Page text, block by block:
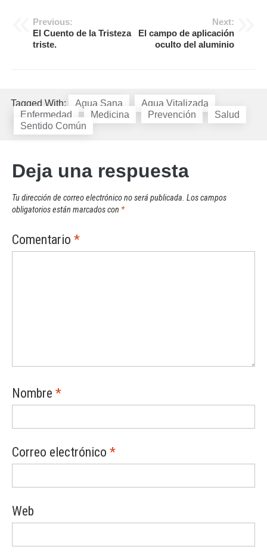
Navegación
Previous:
El Cuento de la Tristeza
triste.
Next:
El campo de aplicación
oculto del aluminio
Tagged With: Agua Sana
Agua Vitalizada
Enfermedad
Medicina Prevención
Salud
Sentido Común
Deja una respuesta
Tu dirección de correo electrónico no será publicada. Los campos
obligatorios están marcados con *
Comentario *
Nombre *
Correo electrónico *
Web